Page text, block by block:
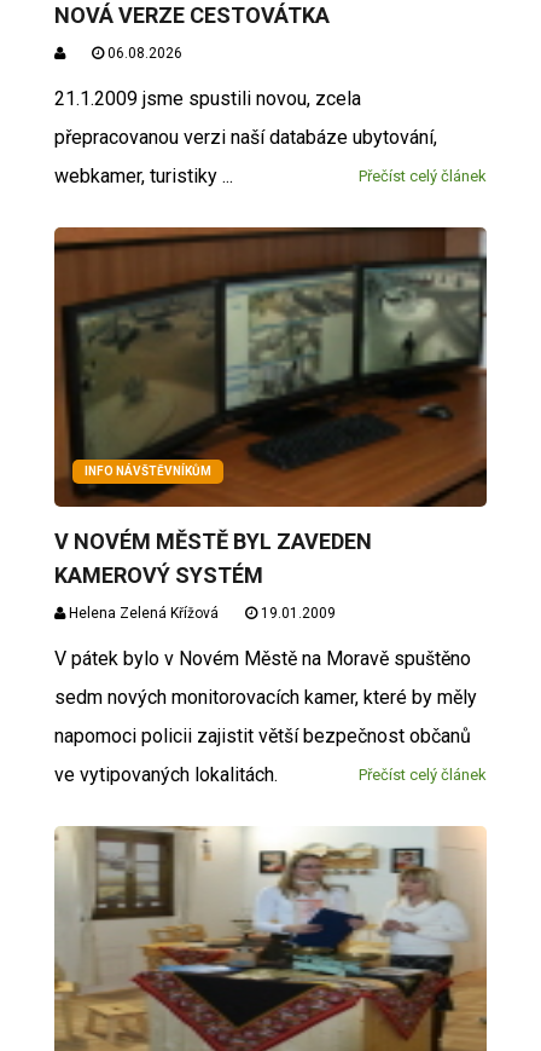
NOVÁ VERZE CESTOVÁTKA
06.08.2026
21.1.2009 jsme spustili novou, zcela
přepracovanou verzi naší databáze ubytování,
webkamer, turistiky ...
Přečíst celý článek
INFO NÁVŠTĚVNÍKŮM
V NOVÉM MĚSTĚ BYL ZAVEDEN
KAMEROVÝ SYSTÉM
Helena Zelená Křížová 19.01.2009
V pátek bylo v Novém Městě na Moravě spuštěno
sedm nových monitorovacích kamer, které by měly
napomoci policii zajistit větší bezpečnost občanů
ve vytipovaných lokalitách.
Přečíst celý článek